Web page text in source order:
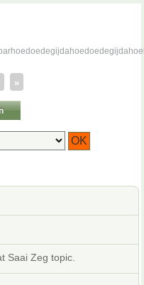
»
Saai Zeg topic.